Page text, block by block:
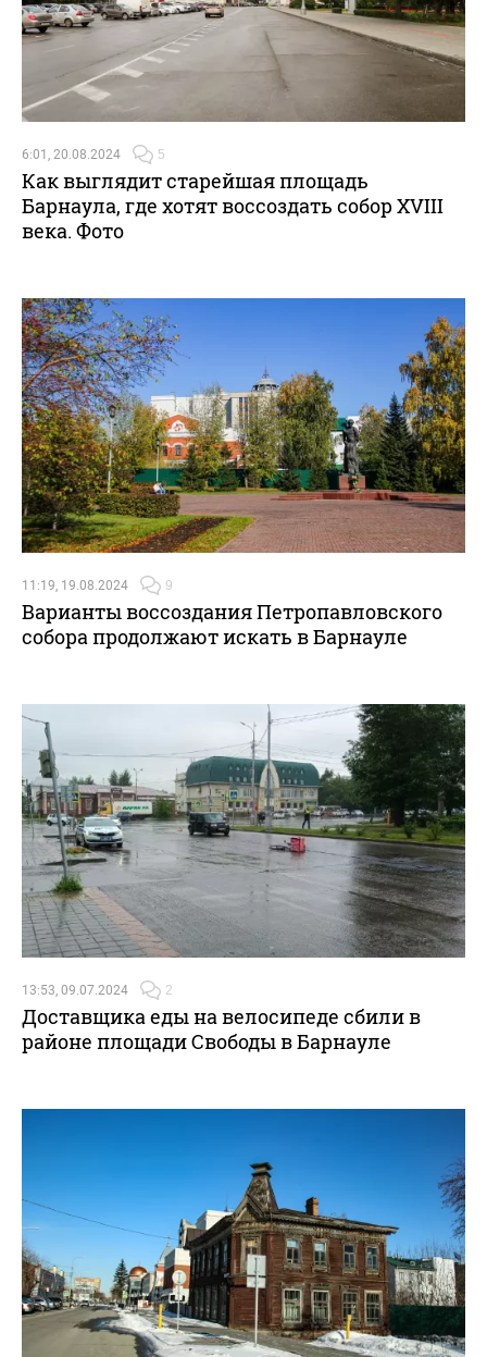
6:01, 20.08.2024 5
Как выглядит старейшая площадь
Барнаула, где хотят воссоздать собор XVIII
века. Фото
11:19, 19.08.2024 9
Варианты воссоздания Петропавловского
собора продолжают искать в Барнауле
13:53, 09.07.2024 2
Доставщика еды на велосипеде сбили в
районе площади Свободы в Барнауле